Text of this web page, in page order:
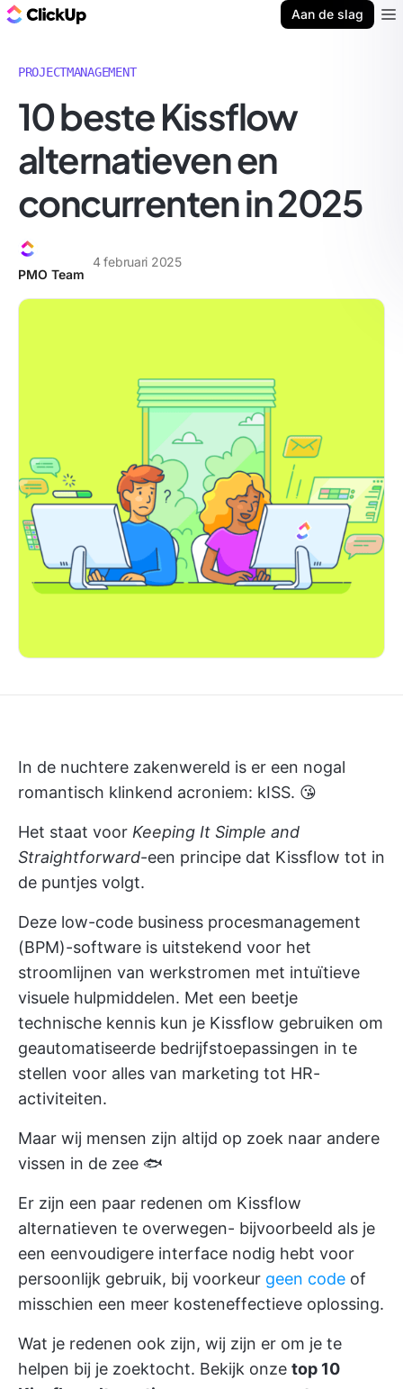
Aan de slag
PROJECTMANAGEMENT
10 beste Kissflow
alternatieven en
concurrenten in 2025
PMO Team
4 februari 2025
In de nuchtere zakenwereld is er een nogal
romantisch klinkend acroniem: kISS. 😘
Het staat voor Keeping It Simple and
Straightforward-een principe dat Kissflow tot in
de puntjes volgt.
Deze low-code business procesmanagement
(BPM)-software is uitstekend voor het
stroomlijnen van werkstromen met intuïtieve
visuele hulpmiddelen. Met een beetje
technische kennis kun je Kissflow gebruiken om
geautomatiseerde bedrijfstoepassingen in te
stellen voor alles van marketing tot HR-
activiteiten.
Maar wij mensen zijn altijd op zoek naar andere
vissen in de zee 🐟
Er zijn een paar redenen om Kissflow
alternatieven te overwegen- bijvoorbeeld als je
een eenvoudigere interface nodig hebt voor
persoonlijk gebruik, bij voorkeur geen code of
misschien een meer kosteneffectieve oplossing.
Wat je redenen ook zijn, wij zijn er om je te
helpen bij je zoektocht. Bekijk onze top 10